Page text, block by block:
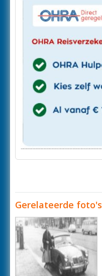
Gerelateerde foto's